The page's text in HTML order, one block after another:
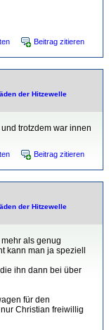
Beitrag zitieren
der Hitzewelle
trotzdem war innen
Beitrag zitieren
der Hitzewelle
als genug
kann man ja speziell
ihn dann bei über
für den
Christian freiwillig